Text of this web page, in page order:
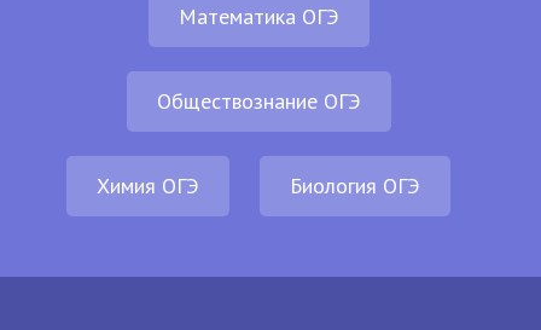
Математика ОГЭ
Обществознание ОГЭ
Химия ОГЭ Биология ОГЭ